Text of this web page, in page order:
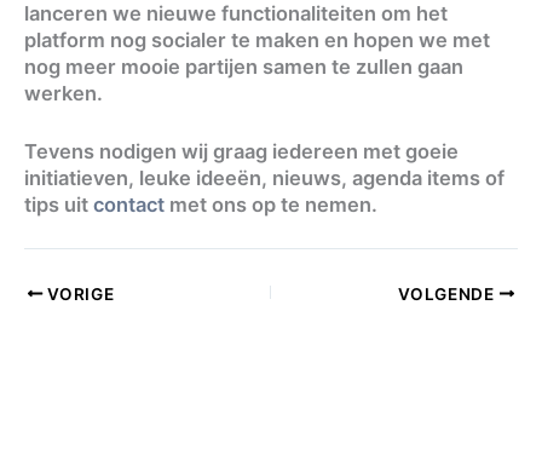
lanceren we nieuwe functionaliteiten om het
platform nog socialer te maken en hopen we met
nog meer mooie partijen samen te zullen gaan
werken.
Tevens nodigen wij graag iedereen met goeie
initiatieven, leuke ideeën, nieuws, agenda items of
tips uit contact met ons op te nemen.
VORIGE VOLGENDE